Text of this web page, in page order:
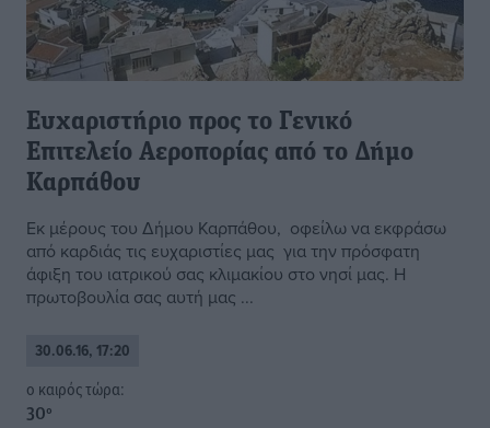
Ευχαριστήριο προς το Γενικό
Επιτελείο Αεροπορίας από το Δήμο
Καρπάθου
Εκ μέρους του Δήμου Καρπάθου, οφείλω να εκφράσω
από καρδιάς τις ευχαριστίες μας για την πρόσφατη
άφιξη του ιατρικού σας κλιμακίου στο νησί μας. Η
πρωτοβουλία σας αυτή μας ...
30.06.16, 17:20
o καιρός τώρα:
30°